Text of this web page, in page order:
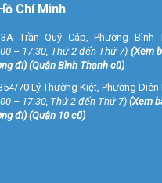
Chí Minh
Trần Quý Cáp, Phường Bình
– 17:30, Thứ 2 đến Thứ 7) (Xem
đi) (Quận Bình Thạnh cũ)
70 Lý Thường Kiệt, Phường Diên
– 17:30, Thứ 2 đến Thứ 7) (Xem
đi) (Quận 10 cũ)